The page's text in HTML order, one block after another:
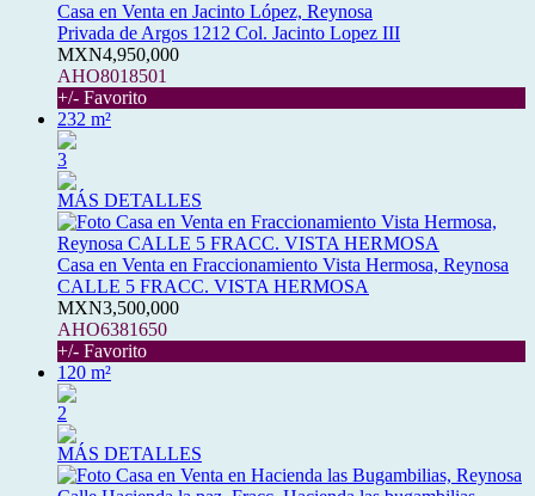
Casa en Venta en Jacinto López, Reynosa
Privada de Argos 1212 Col. Jacinto Lopez III
MXN4,950,000
AHO8018501
+/- Favorito
232 m²
3
MÁS DETALLES
Casa en Venta en Fraccionamiento Vista Hermosa, Reynosa
CALLE 5 FRACC. VISTA HERMOSA
MXN3,500,000
AHO6381650
+/- Favorito
120 m²
2
MÁS DETALLES